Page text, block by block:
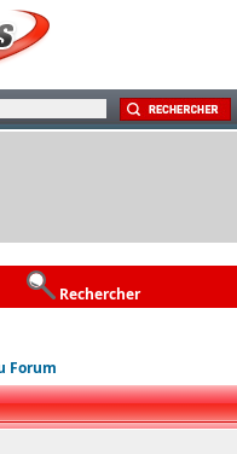
Rechercher
Forum